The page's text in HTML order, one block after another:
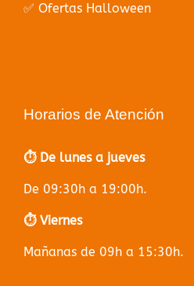
✅ Ofertas Halloween
Horarios de Atención
⏱️ De lunes a jueves
De 09:30h a 19:00h.
⏱️ Viernes
Mañanas de 09h a 15:30h.